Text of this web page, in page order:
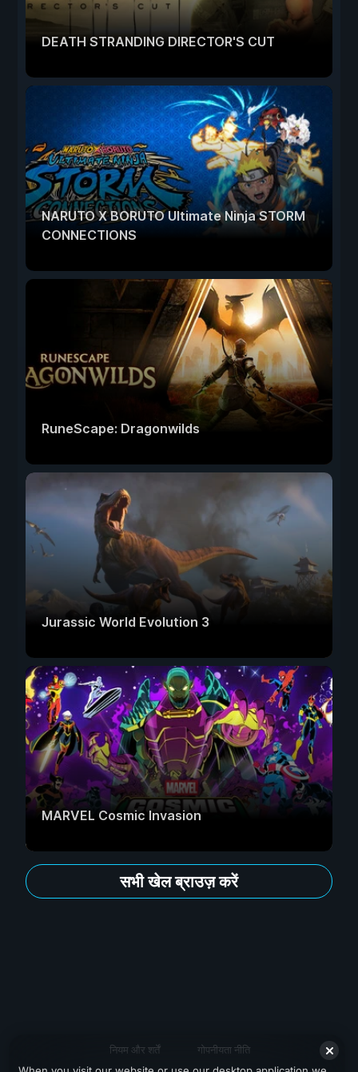
DEATH STRANDING DIRECTOR'S CUT
NARUTO X BORUTO Ultimate Ninja STORM
CONNECTIONS
RuneScape: Dragonwilds
Jurassic World Evolution 3
MARVEL Cosmic Invasion
सभी खेल ब्राउज़ करें
नियम और शर्तें
गोपनीयता नीति